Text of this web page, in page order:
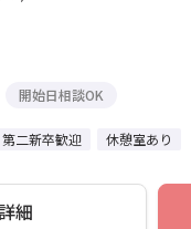
開始日相談OK
二新卒歓迎 休憩室あり
細